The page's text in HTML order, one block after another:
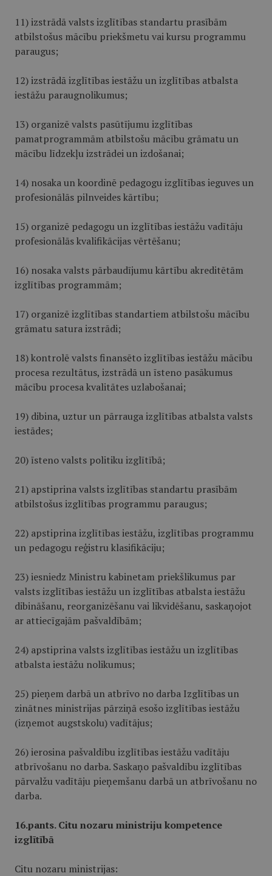
11) izstrādā valsts izglītības standartu prasībām
atbilstošus mācību priekšmetu vai kursu programmu
paraugus;
12) izstrādā izglītības iestāžu un izglītības atbalsta
iestāžu paraugnolikumus;
13) organizē valsts pasūtījumu izglītības
pamatprogrammām atbilstošu mācību grāmatu un
mācību līdzekļu izstrādei un izdošanai;
14) nosaka un koordinē pedagogu izglītības ieguves un
profesionālās pilnveides kārtību;
15) organizē pedagogu un izglītības iestāžu vadītāju
profesionālās kvalifikācijas vērtēšanu;
16) nosaka valsts pārbaudījumu kārtību akreditētām
izglītības programmām;
17) organizē izglītības standartiem atbilstošu mācību
grāmatu satura izstrādi;
18) kontrolē valsts finansēto izglītības iestāžu mācību
procesa rezultātus, izstrādā un īsteno pasākumus
mācību procesa kvalitātes uzlabošanai;
19) dibina, uztur un pārrauga izglītības atbalsta valsts
iestādes;
20) īsteno valsts politiku izglītībā;
21) apstiprina valsts izglītības standartu prasībām
atbilstošus izglītības programmu paraugus;
22) apstiprina izglītības iestāžu, izglītības programmu
un pedagogu reģistru klasifikāciju;
23) iesniedz Ministru kabinetam priekšlikumus par
valsts izglītības iestāžu un izglītības atbalsta iestāžu
dibināšanu, reorganizēšanu vai likvidēšanu, saskaņojot
ar attiecīgajām pašvaldībām;
24) apstiprina valsts izglītības iestāžu un izglītības
atbalsta iestāžu nolikumus;
25) pieņem darbā un atbrīvo no darba Izglītības un
zinātnes ministrijas pārziņā esošo izglītības iestāžu
(izņemot augstskolu) vadītājus;
26) ierosina pašvaldību izglītības iestāžu vadītāju
atbrīvošanu no darba. Saskaņo pašvaldību izglītības
pārvalžu vadītāju pieņemšanu darbā un atbrīvošanu no
darba.
16.pants. Citu nozaru ministriju kompetence
izglītībā
Citu nozaru ministrijas: